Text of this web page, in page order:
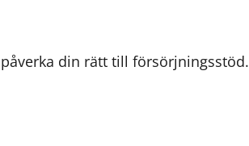
din rätt till försörjningsstöd.